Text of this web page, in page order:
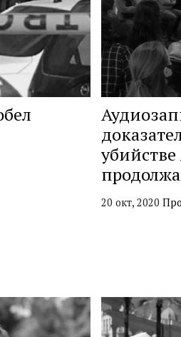
20 окт, 2020